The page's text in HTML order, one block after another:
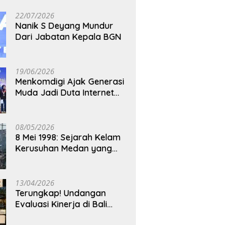
22/07/2026
Nanik S Deyang Mundur
Dari Jabatan Kepala BGN
19/06/2026
Menkomdigi Ajak Generasi
Muda Jadi Duta Internet
08/05/2026
8 Mei 1998: Sejarah Kelam
Kerusuhan Medan yang
13/04/2026
Terungkap! Undangan
Evaluasi Kinerja di Bali